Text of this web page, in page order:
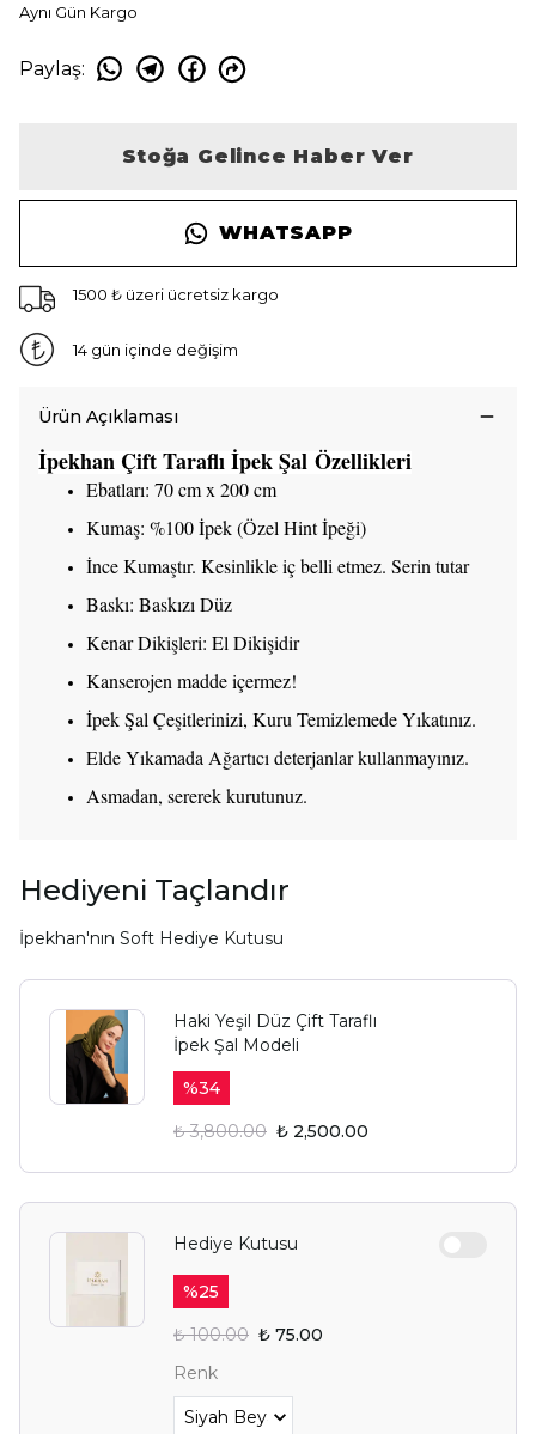
Aynı Gün Kargo
Paylaş:
Stoğa Gelince Haber Ver
WHATSAPP
1500 ₺ üzeri ücretsiz kargo
14 gün içinde değişim
Ürün Açıklaması
İpekhan Çift Taraflı İpek Şal Özellikleri
Ebatları: 70 cm x 200 cm
Kumaş: %100 İpek (Özel Hint İpeği)
İnce Kumaştır. Kesinlikle iç belli etmez. Serin tutar
Baskı: Baskızı Düz
Kenar Dikişleri: El Dikişidir
Kanserojen madde içermez!
İpek Şal Çeşitlerinizi, Kuru Temizlemede Yıkatınız.
Elde Yıkamada Ağartıcı deterjanlar kullanmayınız.
Asmadan, sererek kurutunuz.
Hediyeni Taçlandır
İpekhan'nın Soft Hediye Kutusu
Haki Yeşil Düz Çift Taraflı
İpek Şal Modeli
%34
₺ 3,800.00 ₺ 2,500.00
Hediye Kutusu
%25
₺ 100.00 ₺ 75.00
Renk
YAZ FIRSATIN SENİ
BEKLİYOR.
Alışverişe Başla
E-posta adresinizi girerek pazarlama ve tanıtım ile ilgili iletişim almayı kabul
edersiniz ve Gizlilik Politikamızı okuduğunuzu ve kabul ettiğinizi onaylarsınız.